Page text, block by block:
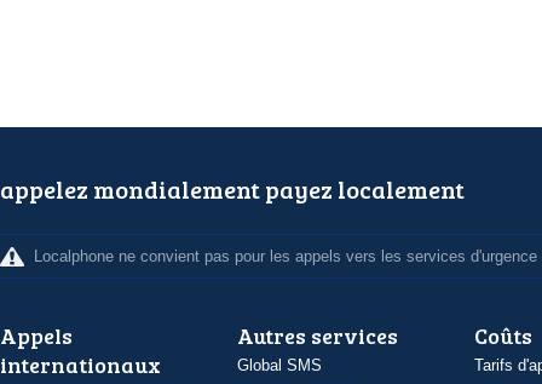
appelez mondialement payez localement
Localphone ne convient pas pour les appels vers les services d'urgence
Appels
internationaux
Autres services
Global SMS
Coûts
Tarifs